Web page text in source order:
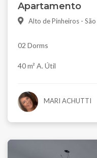
Apartamento
Alto de Pinheiros - São
02 Dorms
40 m² A. Útil
MARI ACHUTTI